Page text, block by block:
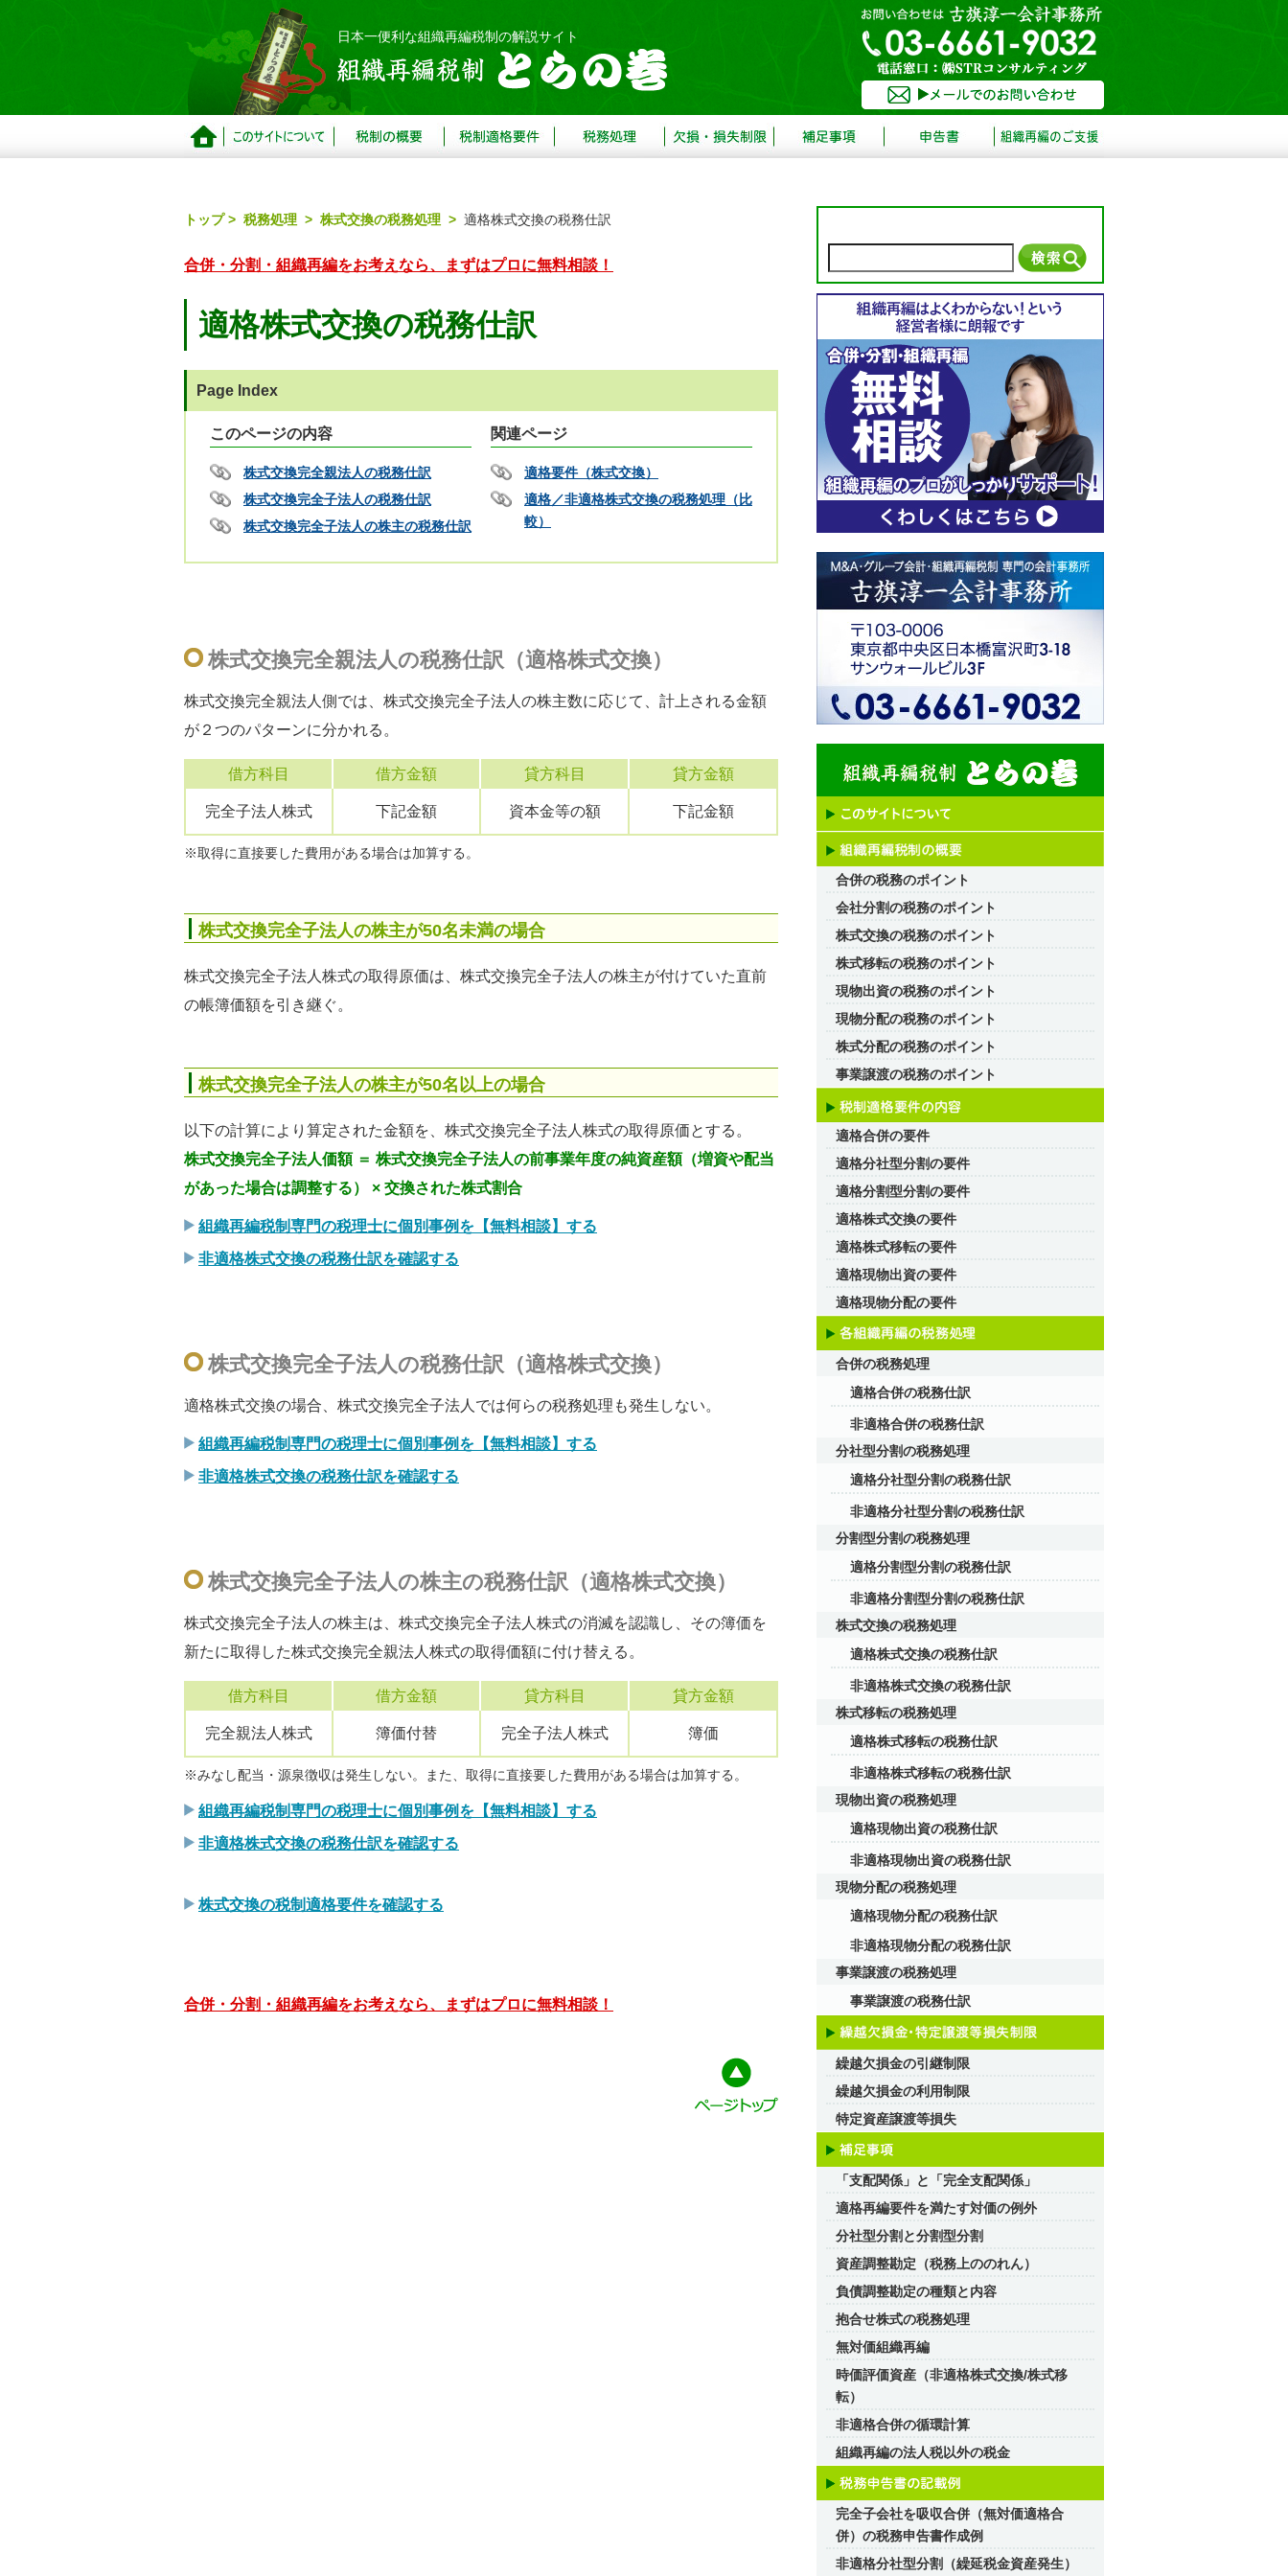
日本一便利な組織再編税制の解説サイト
組
再
税
と
の
巻
お
問
わ
古
旗
淳
一
会
計
事
務
プ
ー
ジ
サ
ト
つ
の
要
適
要
処
ス
トップ > 税務処理 > 株式交換の税務処理 > 適格株式交換の税務仕訳
合併・分割・組織再編をお考えなら、まずはプロに無料相談！
適格株式交換の税務仕訳
Page Index
このページの内容
株式交換完全親法人の税務仕訳
株式交換完全子法人の税務仕訳
株式交換完全子法人の株主の税務仕訳
関連ページ
適格要件（株式交換）
適格／非適格株式交換の税務処理（比
較）
株式交換完全親法人の税務仕訳（適格株式交換）
株式交換完全親法人側では、株式交換完全子法人の株主数に応じて、計上される金額
が２つのパターンに分かれる。
借方科目 借方金額 貸方科目 貸方金額
完全子法人株式 下記金額 資本金等の額 下記金額
※取得に直接要した費用がある場合は加算する。
株式交換完全子法人の株主が50名未満の場合
株式交換完全子法人株式の取得原価は、株式交換完全子法人の株主が付けていた直前
の帳簿価額を引き継ぐ。
株式交換完全子法人の株主が50名以上の場合
以下の計算により算定された金額を、株式交換完全子法人株式の取得原価とする。
株式交換完全子法人価額 ＝ 株式交換完全子法人の前事業年度の純資産額（増資や配当
があった場合は調整する） × 交換された株式割合
組織再編税制専門の税理士に個別事例を【無料相談】する
非適格株式交換の税務仕訳を確認する
株式交換完全子法人の税務仕訳（適格株式交換）
適格株式交換の場合、株式交換完全子法人では何らの税務処理も発生しない。
組織再編税制専門の税理士に個別事例を【無料相談】する
非適格株式交換の税務仕訳を確認する
株式交換完全子法人の株主の税務仕訳（適格株式交換）
株式交換完全子法人の株主は、株式交換完全子法人株式の消滅を認識し、その簿価を
新たに取得した株式交換完全親法人株式の取得価額に付け替える。
借方科目 借方金額 貸方科目 貸方金額
完全親法人株式 簿価付替 完全子法人株式 簿価
※みなし配当・源泉徴収は発生しない。また、取得に直接要した費用がある場合は加算する。
組織再編税制専門の税理士に個別事例を【無料相談】する
非適格株式交換の税務仕訳を確認する
株式交換の税制適格要件を確認する
合併・分割・組織再編をお考えなら、まずはプロに無料相談！
合併の税務のポイント
会社分割の税務のポイント
株式交換の税務のポイント
株式移転の税務のポイント
現物出資の税務のポイント
現物分配の税務のポイント
株式分配の税務のポイント
事業譲渡の税務のポイント
適格合併の要件
適格分社型分割の要件
適格分割型分割の要件
適格株式交換の要件
適格株式移転の要件
適格現物出資の要件
適格現物分配の要件
合併の税務処理
適格合併の税務仕訳
非適格合併の税務仕訳
分社型分割の税務処理
適格分社型分割の税務仕訳
非適格分社型分割の税務仕訳
分割型分割の税務処理
適格分割型分割の税務仕訳
非適格分割型分割の税務仕訳
株式交換の税務処理
適格株式交換の税務仕訳
非適格株式交換の税務仕訳
株式移転の税務処理
適格株式移転の税務仕訳
非適格株式移転の税務仕訳
現物出資の税務処理
適格現物出資の税務仕訳
非適格現物出資の税務仕訳
現物分配の税務処理
適格現物分配の税務仕訳
非適格現物分配の税務仕訳
事業譲渡の税務処理
事業譲渡の税務仕訳
繰越欠損金の引継制限
繰越欠損金の利用制限
特定資産譲渡等損失
「支配関係」と「完全支配関係」
適格再編要件を満たす対価の例外
分社型分割と分割型分割
資産調整勘定（税務上ののれん）
負債調整勘定の種類と内容
抱合せ株式の税務処理
無対価組織再編
時価評価資産（非適格株式交換/株式移
転）
非適格合併の循環計算
組織再編の法人税以外の税金
完全子会社を吸収合併（無対価適格合
併）の税務申告書作成例
非適格分社型分割（繰延税金資産発生）